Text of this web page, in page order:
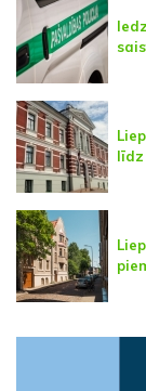
līdz